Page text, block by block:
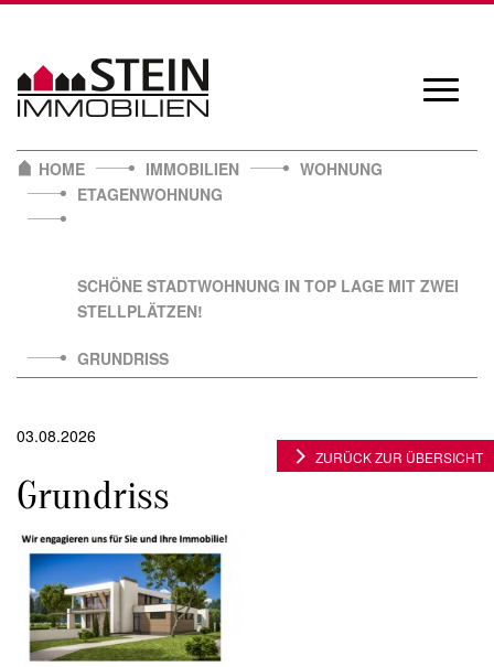
content
HOME
IMMOBILIEN
WOHNUNG
ETAGENWOHNUNG
SCHÖNE STADTWOHNUNG IN TOP LAGE MIT ZWEI
STELLPLÄTZEN!
GRUNDRISS
03.08.2026
Grundriss
ZURÜCK ZUR ÜBERSICHT